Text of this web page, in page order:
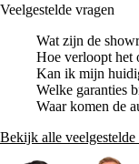
Veelgestelde vragen
Wat zijn de
Hoe verloopt het
Kan ik mijn
Welke garanties
Waar komen de
Bekijk alle veelgestelde